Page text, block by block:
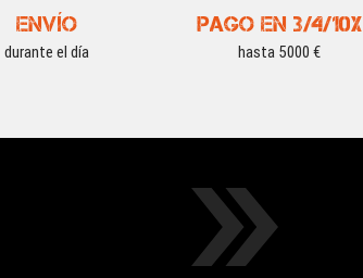
ENVÍO
durante el día
PAGO EN 3/4/10X
hasta 5000 €